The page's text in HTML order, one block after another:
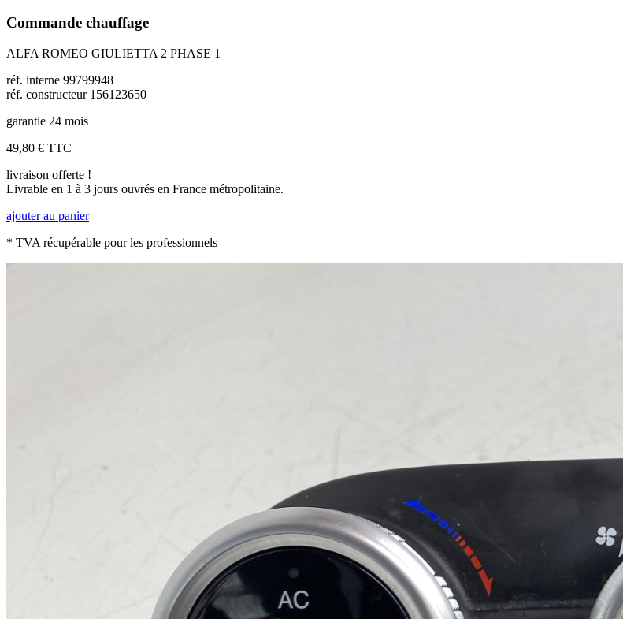
Commande chauffage
ALFA ROMEO GIULIETTA 2 PHASE 1
réf. interne 99799948
réf. constructeur 156123650
garantie 24 mois
49,80 € TTC
livraison offerte !
Livrable en 1 à 3 jours ouvrés en France métropolitaine.
ajouter au panier
* TVA récupérable pour les professionnels